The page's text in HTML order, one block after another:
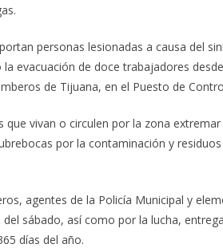
personas lesionadas a causa del
evacuación de doce trabajadores
de Tijuana, en el Puesto de
que vivan o circulen por la zona
por la contaminación y
agentes de la Policía Municipal y
sábado, así como por la lucha,
días del año.